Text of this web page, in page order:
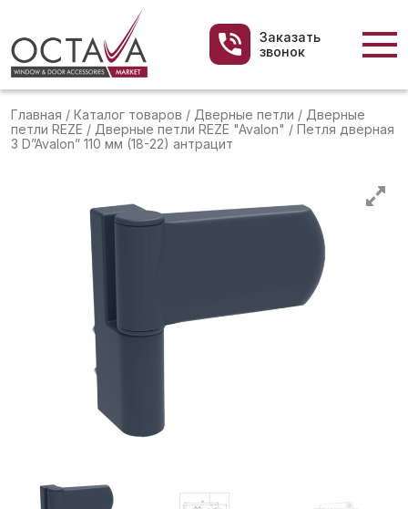
Заказать
звонок
Главная / Каталог товаров / Дверные петли / Дверные
петли REZE / Дверные петли REZE "Avalon" / Петля дверная
3 D”Avalon” 110 мм (18-22) антрацит